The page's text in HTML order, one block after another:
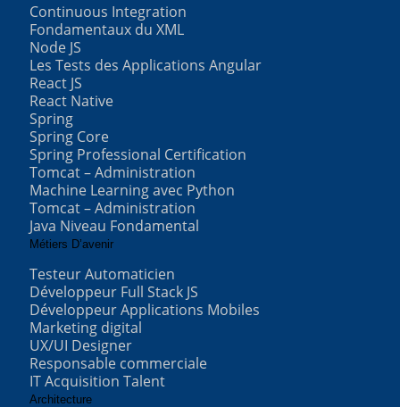
Continuous Integration
Fondamentaux du XML
Node JS
Les Tests des Applications Angular
React JS
React Native
Spring
Spring Core
Spring Professional Certification
Tomcat – Administration
Machine Learning avec Python
Tomcat – Administration
Java Niveau Fondamental
Métiers D’avenir
Testeur Automaticien
Développeur Full Stack JS
Développeur Applications Mobiles
Marketing digital
UX/UI Designer
Responsable commerciale
IT Acquisition Talent
Architecture